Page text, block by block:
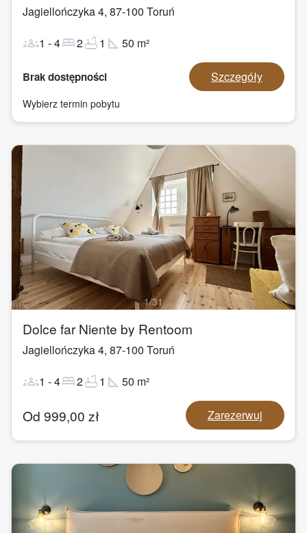
Jagiellończyka 4, 87-100 Toruń
groups1 -4bed2bathtub1 square_foot 50 m²
Brak dostępności Szczegóły
Wybierz termin pobytu
1/31
Dolce far Niente by Rentoom
Jagiellończyka 4, 87-100 Toruń
groups1 -4bed2bathtub1 square_foot 50 m²
Od 999,00 zł Zarezerwuj